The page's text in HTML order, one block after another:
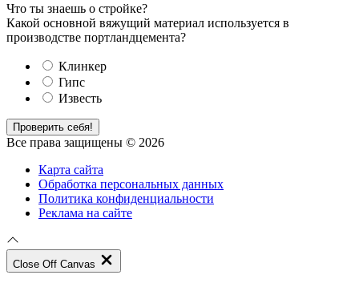
Что ты знаешь о стройке?
Какой основной вяжущий материал используется в
производстве портландцемента?
Клинкер
Гипс
Известь
Проверить себя!
Все права защищены © 2026
Карта сайта
Обработка персональных данных
Политика конфиденциальности
Реклама на сайте
Close Off Canvas